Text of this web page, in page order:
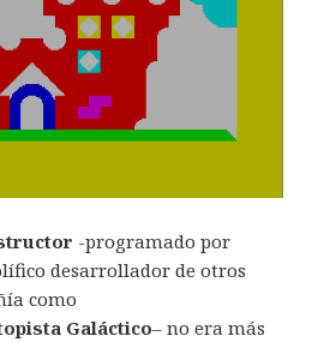
-programado por
desarrollador de otros
como
Galáctico– no era más